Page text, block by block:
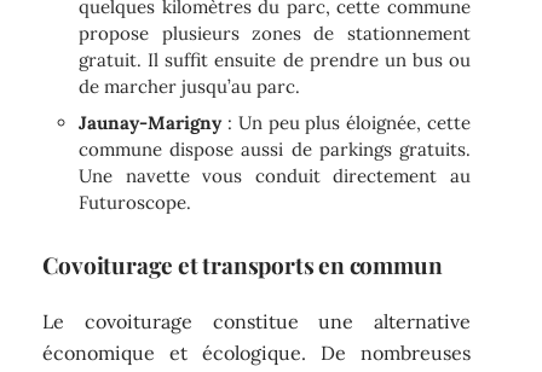
quelques kilomètres du parc, cette commune
propose plusieurs zones de stationnement
gratuit. Il suffit ensuite de prendre un bus ou
de marcher jusqu’au parc.
Jaunay-Marigny : Un peu plus éloignée, cette
commune dispose aussi de parkings gratuits.
Une navette vous conduit directement au
Futuroscope.
Covoiturage et transports en commun
Le covoiturage constitue une alternative
économique et écologique. De nombreuses